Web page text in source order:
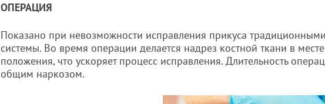
ОПЕРАЦИЯ
Показано при невозможности исправления прикуса
системы. Во время операции делается надрез костной ткани в
положения, что ускоряет процесс исправления. Длительность
общим наркозом.